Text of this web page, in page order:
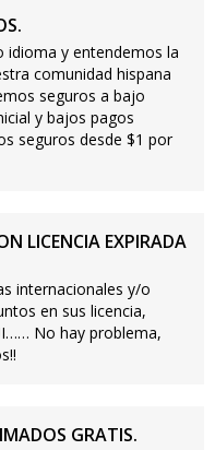
idioma y entendemos la
comunidad hispana
seguros a bajo
y bajos pagos
seguros desde $1 por
LICENCIA EXPIRADA
internacionales y/o
en sus licencia,
No hay problema,
GRATIS.